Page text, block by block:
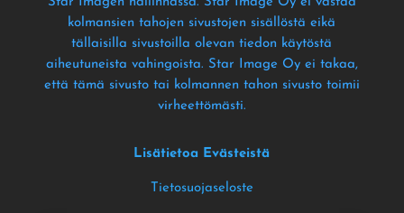
kolmansien tahojen sivustojen sisällöstä eikä
tällaisilla sivustoilla olevan tiedon käytöstä
aiheutuneista vahingoista. Star Image Oy ei takaa,
että tämä sivusto tai kolmannen tahon sivusto toimii
virheettömästi.
Lisätietoa Evästeistä
Tietosuojaseloste